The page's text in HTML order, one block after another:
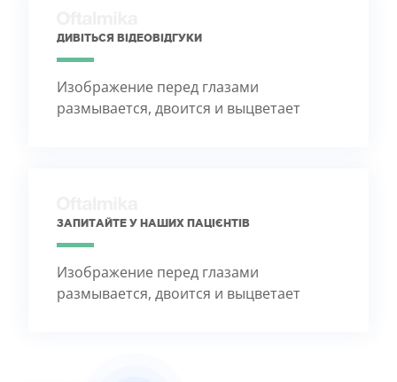
ДИВІТЬСЯ ВІДЕОВІДГУКИ
Изображение перед глазами
размывается, двоится и выцветает
ЗАПИТАЙТЕ У НАШИХ ПАЦІЄНТІВ
Изображение перед глазами
размывается, двоится и выцветает